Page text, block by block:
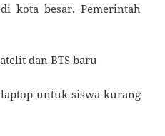
kota besar. Pemerintah
dan BTS baru
untuk siswa kurang